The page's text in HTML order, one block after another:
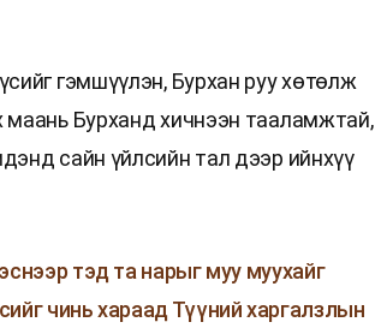
гэмшүүлэн, Бурхан руу хөтөлж
маань Бурханд хичнээн тааламжтай,
сайн үйлсийн тал дээр ийнхүү
тэд та нарыг муу муухайг
чинь хараад Түүний харгалзлын